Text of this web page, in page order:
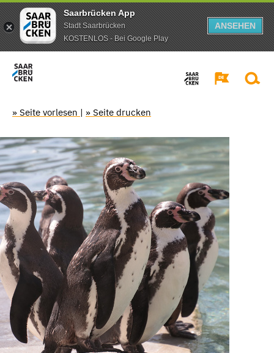
Saarbrücken App
Stadt Saarbrücken
KOSTENLOS - Bei Google Play
ANSEHEN
» Seite vorlesen | » Seite drucken